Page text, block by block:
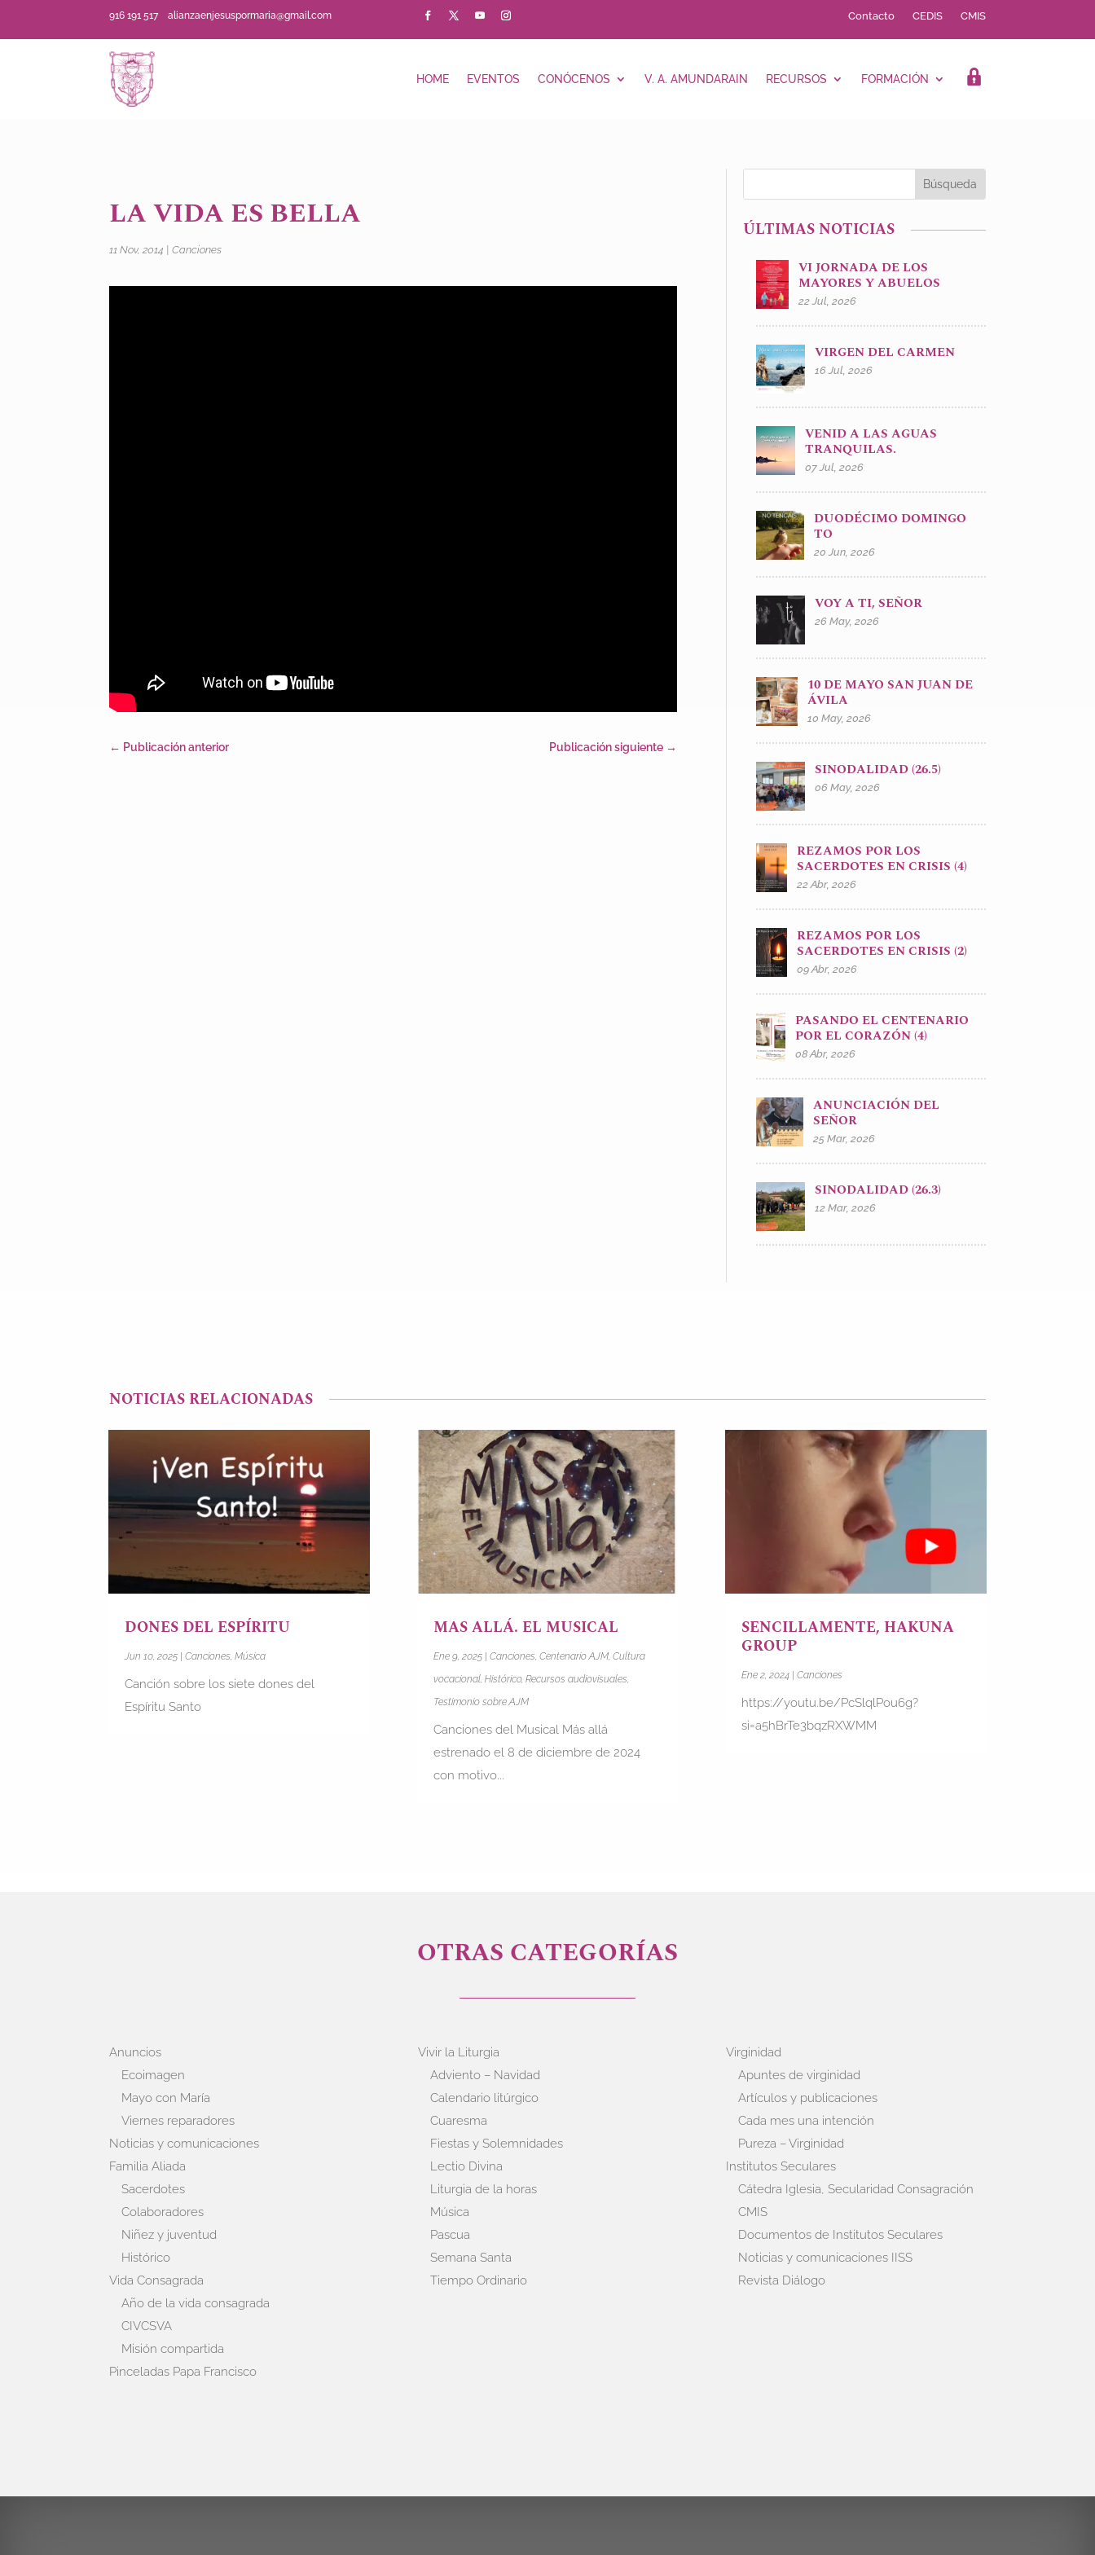
916 191 517alianzaenjesuspormaria@gmail.com Contacto CEDIS CMIS
HOME EVENTOS CONÓCENOS V. A. AMUNDARAIN RECURSOS FORMACIÓN LOGIN
LA VIDA ES BELLA
11 Nov, 2014 |Canciones
← Publicación anterior Publicación siguiente →
ÚLTIMAS NOTICIAS
VI JORNADA DE LOS
MAYORES Y ABUELOS
22 Jul, 2026
VIRGEN DEL CARMEN
16 Jul, 2026
VENID A LAS AGUAS
TRANQUILAS.
07 Jul, 2026
DUODÉCIMO DOMINGO
TO
20 Jun, 2026
VOY A TI, SEÑOR
26 May, 2026
10 DE MAYO SAN JUAN DE
ÁVILA
10 May, 2026
SINODALIDAD (26.5)
06 May, 2026
REZAMOS POR LOS
SACERDOTES EN CRISIS (4)
22 Abr, 2026
REZAMOS POR LOS
SACERDOTES EN CRISIS (2)
09 Abr, 2026
PASANDO EL CENTENARIO
POR EL CORAZÓN (4)
08 Abr, 2026
ANUNCIACIÓN DEL
SEÑOR
25 Mar, 2026
SINODALIDAD (26.3)
12 Mar, 2026
NOTICIAS RELACIONADAS
DONES DEL ESPÍRITU
Jun 10, 2025 |Canciones ,Música
Canción sobre los siete dones del
Espíritu Santo
MAS ALLÁ. EL MUSICAL
Ene 9, 2025| Canciones Centenario AJM, Cultura
vocacional, Histórico, Recursos audiovisuales
Testimonio sobre AJM
Canciones del Musical Más allá
estrenado el 8 de diciembre de 2024
con motivo...
SENCILLAMENTE, HAKUNA
GROUP
Ene 2, 2024| Canciones
https://youtu.be/PcSlqlPou6g?
si=a5hBrTe3bqzRXWMM
OTRAS CATEGORÍAS
Anuncios
Ecoimagen
Mayo con María
Viernes reparadores
Noticias y comunicaciones
Familia Aliada
Sacerdotes
Colaboradores
Niñez y juventud
Histórico
Vida Consagrada
Año de la vida consagrada
CIVCSVA
Misión compartida
Pinceladas Papa Francisco
Vivir la Liturgia
Adviento – Navidad
Calendario litúrgico
Cuaresma
Fiestas y Solemnidades
Lectio Divina
Liturgia de la horas
Música
Pascua
Semana Santa
Tiempo Ordinario
Virginidad
Apuntes de virginidad
Artículos y publicaciones
Cada mes una intención
Pureza – Virginidad
Institutos Seculares
Cátedra Iglesia, Secularidad Consagración
CMIS
Documentos de Institutos Seculares
Noticias y comunicaciones IISS
Revista Diálogo